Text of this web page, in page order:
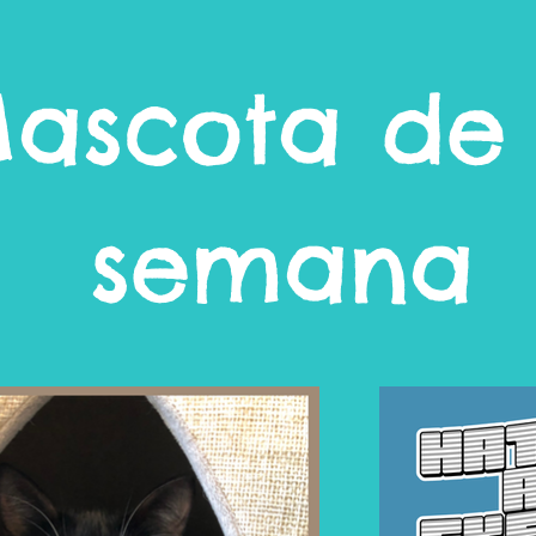
semana